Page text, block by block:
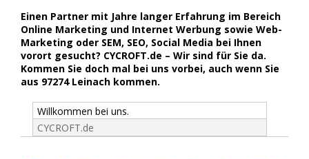
Einen Partner mit Jahre langer Erfahrung im Bereich
Online Marketing und Internet Werbung sowie Web-
Marketing oder SEM, SEO, Social Media bei Ihnen
vorort gesucht? CYCROFT.de – Wir sind für Sie da.
Kommen Sie doch mal bei uns vorbei, auch wenn Sie
aus 97274 Leinach kommen.
Willkommen bei uns.
CYCROFT.de